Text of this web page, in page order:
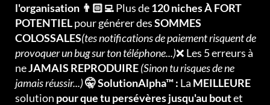
l'organisation 👨🏻‍💻Plus de120 niches À FORT
POTENTIELpour générer desSOMMES
COLOSSALES(tes notifications de paiement risquent de
provoquer un bug sur ton téléphone...)❌ Les 5 erreurs à
neJAMAIS REPRODUIRE(Sinon tu risques de ne
jamais réussir...)🤫 SolutionAlpha™ : La MEILLEURE
solution pour que tu persévères jusqu'au boutet